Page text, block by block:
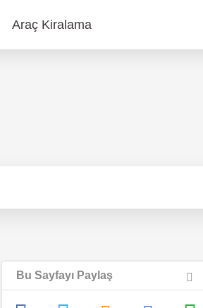
Araç Kiralama
Bu Sayfayı Paylaş